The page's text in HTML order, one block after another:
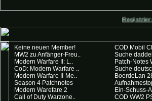
Registrieren|
Keine neuen Member!
MW2 zu Anfänger-Freu..
Modern Warfare II: L..
CoD: Modern Warfare ..
Modern Warfare II-Me..
Season 4 Patchnotes
Modern Warefare 2
Call of Duty Warzone..
COD Mobil
Suche
Patch-Notes
Suche
BoerdeLan
Ein-Schuss-
COD WW2